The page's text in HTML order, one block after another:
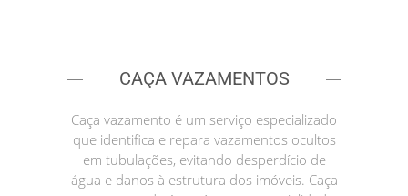
CAÇA VAZAMENTOS
Caça vazamento é um serviço especializado
que identifica e repara vazamentos ocultos
em tubulações, evitando desperdício de
água e danos à estrutura dos imóveis. Caça